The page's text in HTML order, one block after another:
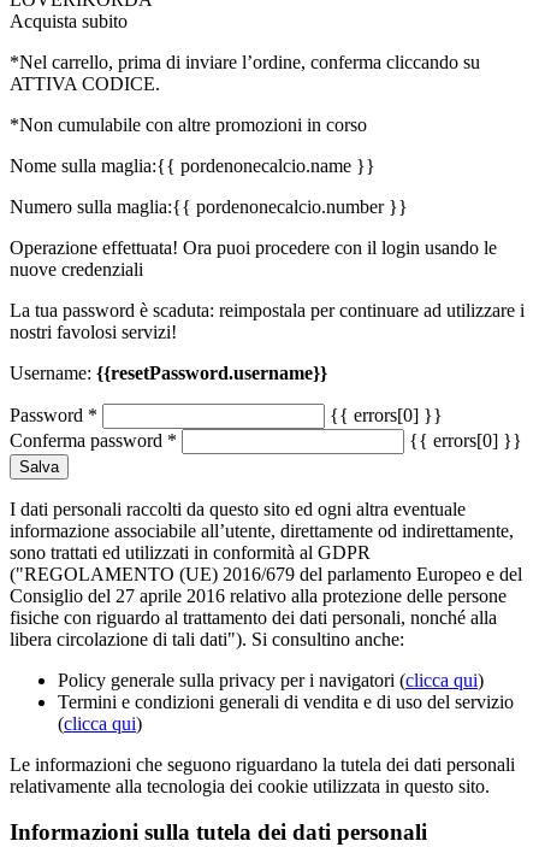
Acquista subito
*Nel carrello, prima di inviare l’ordine, conferma cliccando su
ATTIVA CODICE.
*Non cumulabile con altre promozioni in corso
Nome sulla maglia:{{ pordenonecalcio.name }}
Numero sulla maglia:{{ pordenonecalcio.number }}
Operazione effettuata! Ora puoi procedere con il login usando le
nuove credenziali
La tua password è scaduta: reimpostala per continuare ad utilizzare i
nostri favolosi servizi!
Username: {{resetPassword.username}}
Password *
{{ errors[0] }}
Conferma password * {{ errors[0] }}
Salva
I dati personali raccolti da questo sito ed ogni altra eventuale
informazione associabile all’utente, direttamente od indirettamente,
sono trattati ed utilizzati in conformità al GDPR
("REGOLAMENTO (UE) 2016/679 del parlamento Europeo e del
Consiglio del 27 aprile 2016 relativo alla protezione delle persone
fisiche con riguardo al trattamento dei dati personali, nonché alla
libera circolazione di tali dati"). Si consultino anche:
Policy generale sulla privacy per i navigatori (clicca qui)
Termini e condizioni generali di vendita e di uso del servizio
(clicca qui)
Le informazioni che seguono riguardano la tutela dei dati personali
relativamente alla tecnologia dei cookie utilizzata in questo sito.
Informazioni sulla tutela dei dati personali